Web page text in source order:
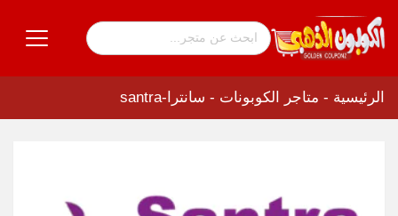
الرئيسية - متاجر الكوبونات - سانترا-santra